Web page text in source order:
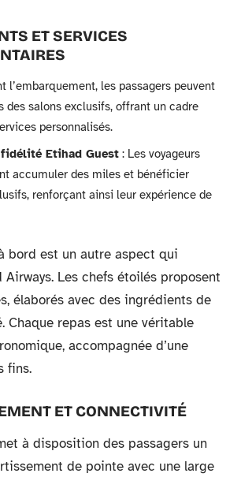
ET SERVICES
l’embarquement, les passagers peuvent
des salons exclusifs, offrant un cadre
personnalisés.
Etihad Guest : Les voyageurs
accumuler des miles et bénéficier
renforçant ainsi leur expérience de
bord est un autre aspect qui
Les chefs étoilés proposent
élaborés avec des ingrédients de
Chaque repas est une véritable
accompagnée d’une
fins.
ET CONNECTIVITÉ
à disposition des passagers un
de pointe avec une large